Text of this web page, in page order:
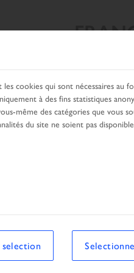
cookies qui sont nécessaires au
à des fins statistiques
même des catégories que vous
du site ne soient pas